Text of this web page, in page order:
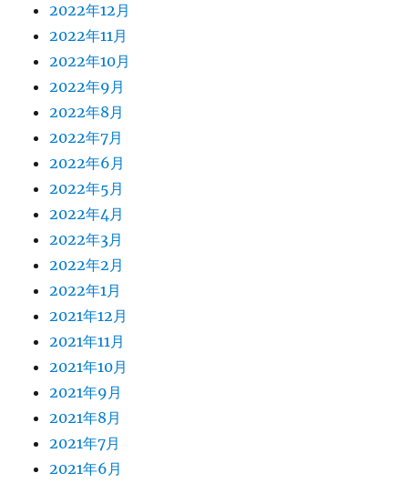
2022年12月
2022年11月
2022年10月
2022年9月
2022年8月
2022年7月
2022年6月
2022年5月
2022年4月
2022年3月
2022年2月
2022年1月
2021年12月
2021年11月
2021年10月
2021年9月
2021年8月
2021年7月
2021年6月